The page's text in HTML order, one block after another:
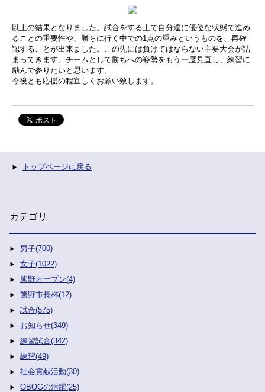
以上の結果となりました。試合をする上で自分達に優位な状態で進め
ることの重要性や、勝ちに行く中での1点の重みというものを、再確
認することが出来ました。この先には負けてはならない主要大会が詰
まってきます。チームとして勝ちへの姿勢をもう一度見直し、練習に
励んで参りたいと思います。
今後とも応援の程宜しくお願い致します。
トップページに戻る
カテゴリ
男子(700)
女子(1022)
熊野オープン(4)
熊野市長杯(12)
試合(575)
お知らせ(349)
練習試合(342)
練習(49)
社会貢献活動(30)
OBOGの活躍(25)